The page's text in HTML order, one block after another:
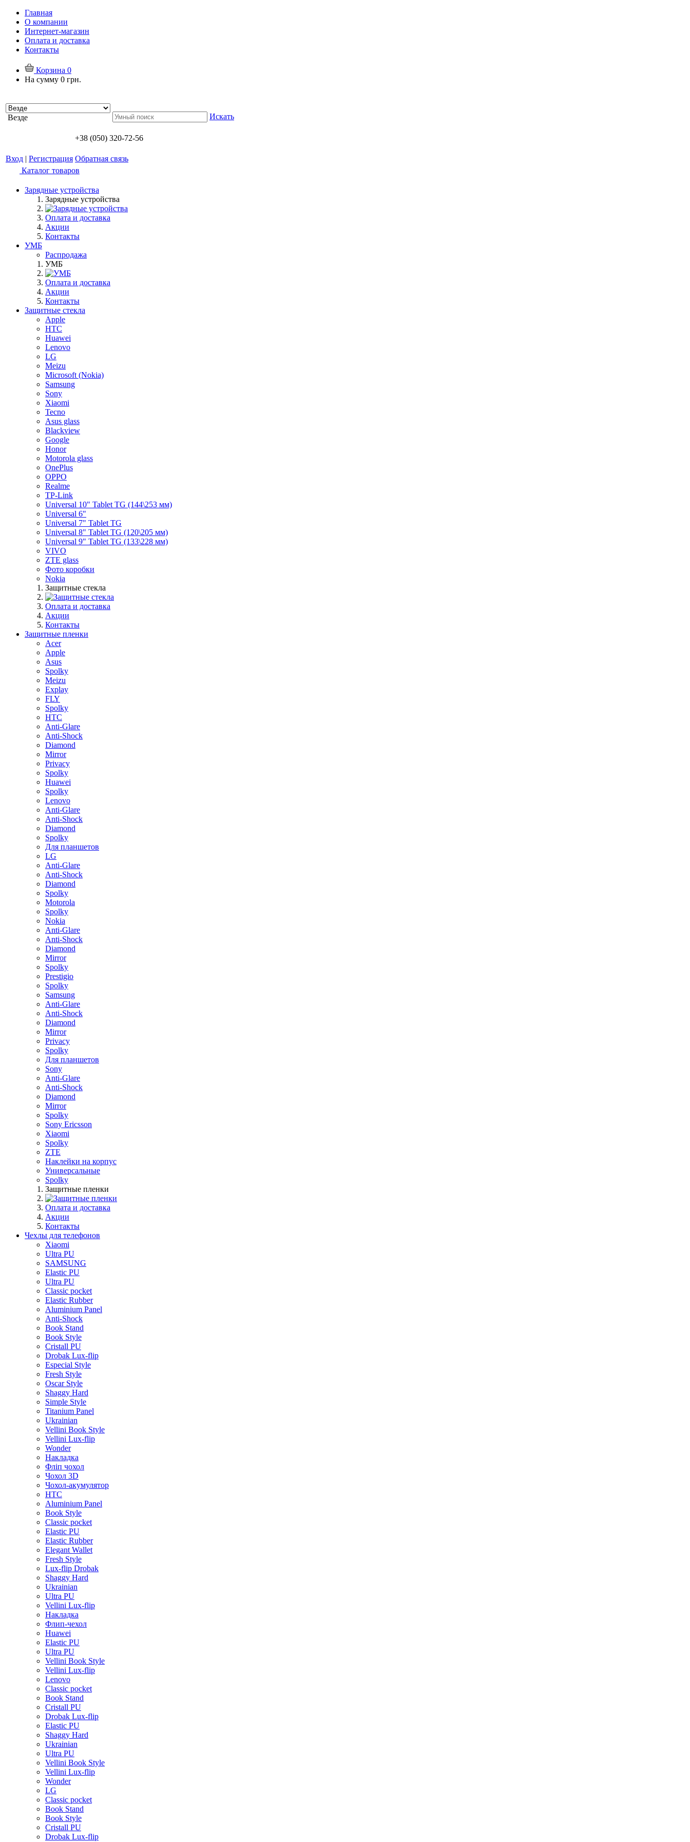
Главная
О компании
Интернет-магазин
Оплата и доставка
Контакты
Корзина 0
На сумму 0 грн.
Везде Искать
+38 (050) 320-72-56
Вход | Регистрация Обратная связь
Каталог товаров
Зарядные устройства
Зарядные устройства
Оплата и доставка
Акции
Контакты
УМБ
Распродажа
УМБ
Оплата и доставка
Акции
Контакты
Защитные стекла
Apple
HTC
Huawei
Lenovo
LG
Meizu
Microsoft (Nokia)
Samsung
Sony
Xiaomi
Tecno
Asus glass
Blackview
Google
Honor
Motorola glass
OnePlus
OPPO
Realme
TP-Link
Universal 10" Tablet TG (144\253 мм)
Universal 6"
Universal 7" Tablet TG
Universal 8" Tablet TG (120\205 мм)
Universal 9" Tablet TG (133\228 мм)
VIVO
ZTE glass
Фото коробки
Nokia
Защитные стекла
Оплата и доставка
Акции
Контакты
Защитные пленки
Acer
Apple
Asus
Spolky
Meizu
Explay
FLY
Spolky
HTC
Anti-Glare
Anti-Shock
Diamond
Mirror
Privacy
Spolky
Huawei
Spolky
Lenovo
Anti-Glare
Anti-Shock
Diamond
Spolky
Для планшетов
LG
Anti-Glare
Anti-Shock
Diamond
Spolky
Motorola
Spolky
Nokia
Anti-Glare
Anti-Shock
Diamond
Mirror
Spolky
Prestigio
Spolky
Samsung
Anti-Glare
Anti-Shock
Diamond
Mirror
Privacy
Spolky
Для планшетов
Sony
Anti-Glare
Anti-Shock
Diamond
Mirror
Spolky
Sony Ericsson
Xiaomi
Spolky
ZTE
Наклейки на корпус
Универсальные
Spolky
Защитные пленки
Оплата и доставка
Акции
Контакты
Чехлы для телефонов
Xiaomi
Ultra PU
SAMSUNG
Elastic PU
Ultra PU
Classic pocket
Elastic Rubber
Aluminium Panel
Anti-Shock
Book Stand
Book Style
Cristall PU
Drobak Lux-flip
Especial Style
Fresh Style
Oscar Style
Shaggy Hard
Simple Style
Titanium Panel
Ukrainian
Vellini Book Style
Vellini Lux-flip
Wonder
Накладка
Фліп чохол
Чохол 3D
Чохол-акумулятор
HTC
Aluminium Panel
Book Style
Classic pocket
Elastic PU
Elastic Rubber
Elegant Wallet
Fresh Style
Lux-flip Drobak
Shaggy Hard
Ukrainian
Ultra PU
Vellini Lux-flip
Накладка
Флип-чехол
Huawei
Elastic PU
Ultra PU
Vellini Book Style
Vellini Lux-flip
Lenovo
Classic pocket
Book Stand
Cristall PU
Drobak Lux-flip
Elastic PU
Shaggy Hard
Ukrainian
Ultra PU
Vellini Book Style
Vellini Lux-flip
Wonder
LG
Classic pocket
Book Stand
Book Style
Cristall PU
Drobak Lux-flip